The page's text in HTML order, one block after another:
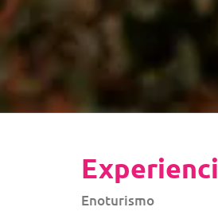
Enoturismo